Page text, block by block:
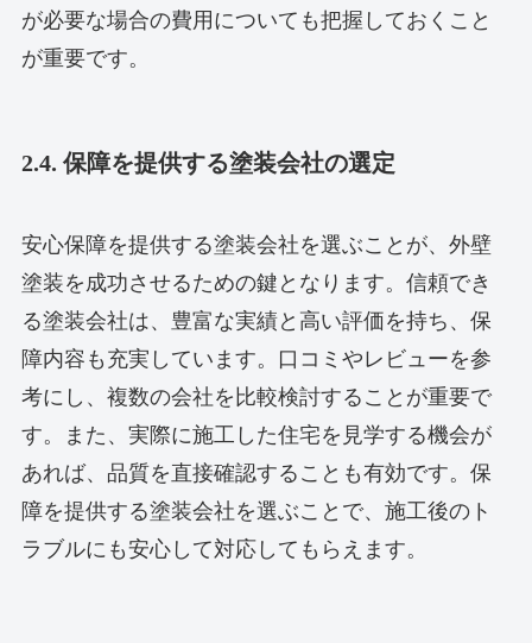
が必要な場合の費用についても把握しておくこと
が重要です。
2.4. 保障を提供する塗装会社の選定
安心保障を提供する塗装会社を選ぶことが、外壁
塗装を成功させるための鍵となります。信頼でき
る塗装会社は、豊富な実績と高い評価を持ち、保
障内容も充実しています。口コミやレビューを参
考にし、複数の会社を比較検討することが重要で
す。また、実際に施工した住宅を見学する機会が
あれば、品質を直接確認することも有効です。保
障を提供する塗装会社を選ぶことで、施工後のト
ラブルにも安心して対応してもらえます。